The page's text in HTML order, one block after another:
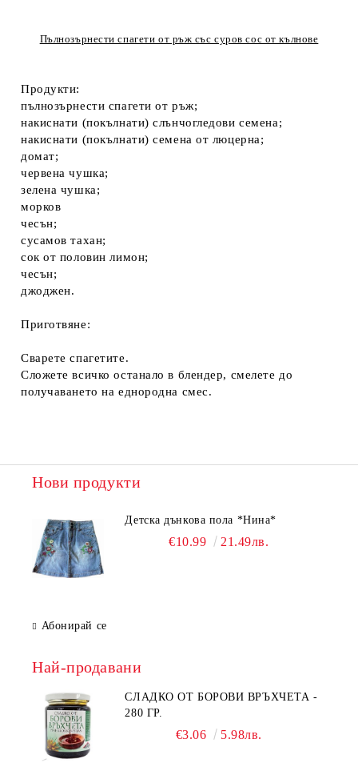
Пълнозърнести спагети от ръж със суров сос от кълнове
Продукти:
пълнозърнести спагети от ръж;
накиснати (покълнати) слънчогледови семена;
накиснати (покълнати) семена от люцерна;
домат;
червена чушка;
зелена чушка;
морков
чесън;
сусамов тахан;
сок от половин лимон;
чесън;
джоджен.
Приготвяне:
Сварете спагетите.
Сложете всичко останало в блендер, смелете до
получаването на еднородна смес.
Нови продукти
Детска дънкова пола *Нина*
€10.99 21.49лв.
Абонирай се
Най-продавани
СЛАДКО ОТ БОРОВИ ВРЪХЧЕТА -
280 ГР.
€3.06 5.98лв.